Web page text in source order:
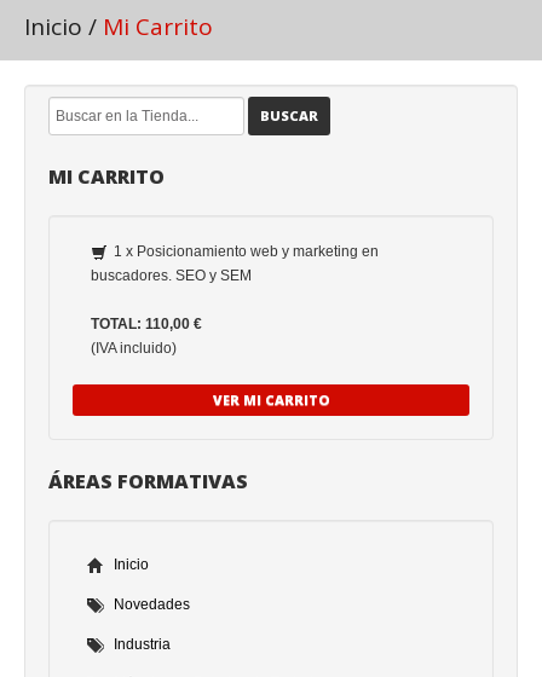
Inicio / Mi Carrito
BUSCAR
MI CARRITO
1 x Posicionamiento web y marketing en
buscadores. SEO y SEM
TOTAL: 110,00 €
(IVA incluido)
VER MI CARRITO
ÁREAS FORMATIVAS
Inicio
Novedades
Industria